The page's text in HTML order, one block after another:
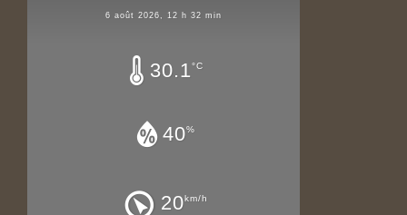
6 août 2026, 12 h 32 min
30.1°C
40%
20km/h